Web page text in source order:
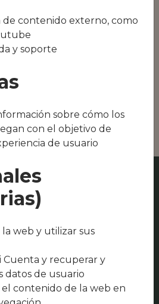
de contenido externo, como
y soporte
sobre cómo los
con el objetivo de
de usuario
web y utilizar sus
Cuenta y recuperar y
datos de usuario
el contenido de la web en